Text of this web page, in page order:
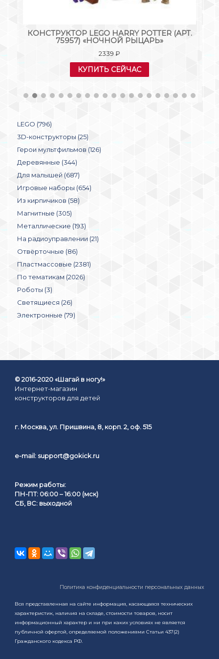
КОНСТРУКТОР LEGO HARRY POTTER (АРТ.
75957) «НОЧНОЙ РЫЦАРЬ»
2339 ₽
КУПИТЬ СЕЙЧАС
LEGO (796)
3D-конструкторы (25)
Герои мультфильмов (126)
Деревянные (344)
Для малышей (687)
Игровые наборы (654)
Из кирпичиков (58)
Магнитные (305)
Металлические (193)
На радиоуправлении (21)
Отвёрточные (86)
Пластмассовые (2381)
По тематикам (2026)
Роботы (3)
Светящиеся (26)
Электронные (79)
© 2016-2020 «Шагай в ногу!»
Интернет-магазин
конструкторов для детей
г. Москва, ул. Пришвина, 8, корп. 2, оф. 515
e-mail: support@gokick.ru
Режим работы:
ПН-ПТ: 06:00 – 16:00 (мск)
СБ, ВС: выходной
Политика конфиденциальности персональных данных
Вся представленная на сайте информация, касающаяся технических
характеристик, наличия на складе, стоимости товаров, носит
информационный характер и ни при каких условиях не является
публичной офертой, определяемой положениями Статьи 437(2)
Гражданского кодекса РФ.